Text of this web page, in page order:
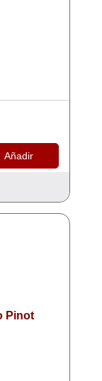
Añadir
Pinot